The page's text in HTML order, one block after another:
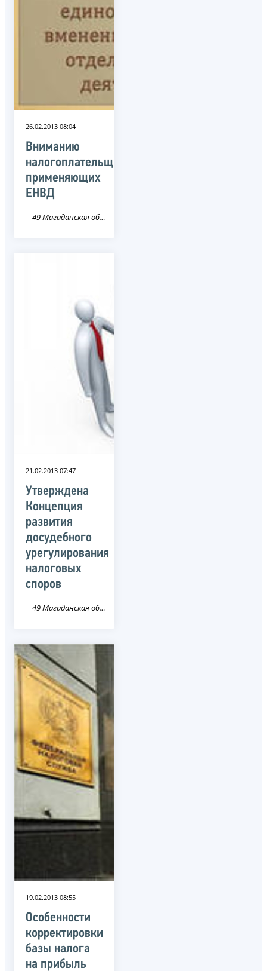
26.02.2013 08:04
Вниманию
налогоплательщиков,
применяющих
ЕНВД
49 Магаданская область
21.02.2013 07:47
Утверждена
Концепция
развития
досудебного
урегулирования
налоговых
споров
49 Магаданская область
19.02.2013 08:55
Особенности
корректировки
базы налога
на прибыль